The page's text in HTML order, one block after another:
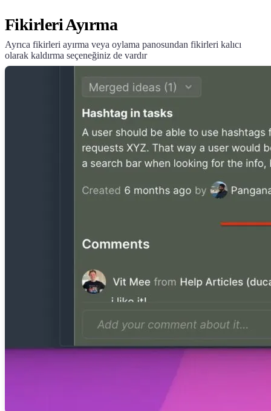
Fikirleri Ayırma
Ayrıca fikirleri ayırma veya oylama panosundan fikirleri kalıcı
olarak kaldırma seçeneğiniz de vardır